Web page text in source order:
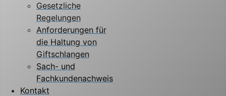
Gesetzliche
Regelungen
Anforderungen für
die Haltung von
Giftschlangen
Sach- und
Fachkundenachweis
Kontakt